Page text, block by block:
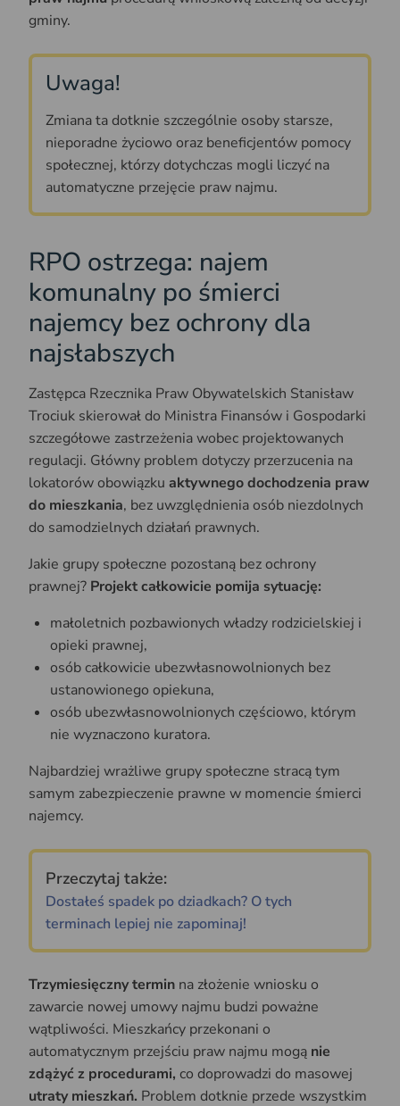
gminy.
Uwaga!
Zmiana ta dotknie szczególnie osoby starsze,
nieporadne życiowo oraz beneficjentów pomocy
społecznej, którzy dotychczas mogli liczyć na
automatyczne przejęcie praw najmu.
RPO ostrzega: najem
komunalny po śmierci
najemcy bez ochrony dla
najsłabszych
Zastępca Rzecznika Praw Obywatelskich Stanisław
Trociuk skierował do Ministra Finansów i Gospodarki
szczegółowe zastrzeżenia wobec projektowanych
regulacji. Główny problem dotyczy przerzucenia na
lokatorów obowiązku aktywnego dochodzenia praw
do mieszkania, bez uwzględnienia osób niezdolnych
do samodzielnych działań prawnych.
Jakie grupy społeczne pozostaną bez ochrony
prawnej? Projekt całkowicie pomija sytuację:
małoletnich pozbawionych władzy rodzicielskiej i
opieki prawnej,
osób całkowicie ubezwłasnowolnionych bez
ustanowionego opiekuna,
osób ubezwłasnowolnionych częściowo, którym
nie wyznaczono kuratora.
Najbardziej wrażliwe grupy społeczne stracą tym
samym zabezpieczenie prawne w momencie śmierci
najemcy.
Przeczytaj także:
Dostałeś spadek po dziadkach? O tych
terminach lepiej nie zapominaj!
Trzymiesięczny termin na złożenie wniosku o
zawarcie nowej umowy najmu budzi poważne
wątpliwości. Mieszkańcy przekonani o
automatycznym przejściu praw najmu mogą nie
zdążyć z procedurami, co doprowadzi do masowej
utraty mieszkań. Problem dotknie przede wszystkim